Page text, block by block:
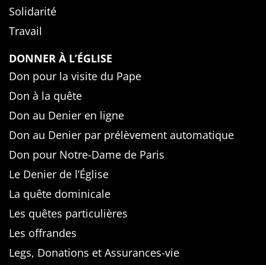
Solidarité
Travail
DONNER À L’ÉGLISE
Don pour la visite du Pape
Don à la quête
Don au Denier en ligne
Don au Denier par prélèvement automatique
Don pour Notre-Dame de Paris
Le Denier de l’Église
La quête dominicale
Les quêtes particulières
Les offrandes
Legs, Donations et Assurances-vie